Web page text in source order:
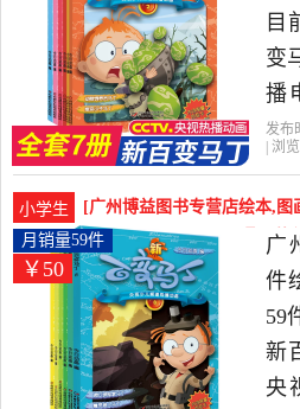
中
书
目
变
播
二
智
籍
精
价
由
发布
| 浏览
小学生
[广州博益图书专营店绘本,
13共6册央视热播月销量59件
￥50
月销量59件
广
件
59
新
央